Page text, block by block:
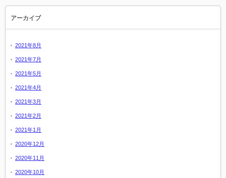
アーカイブ
2021年8月
2021年7月
2021年5月
2021年4月
2021年3月
2021年2月
2021年1月
2020年12月
2020年11月
2020年10月